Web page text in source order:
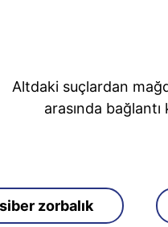
Altdaki suçlardan
arasında
zorbalık